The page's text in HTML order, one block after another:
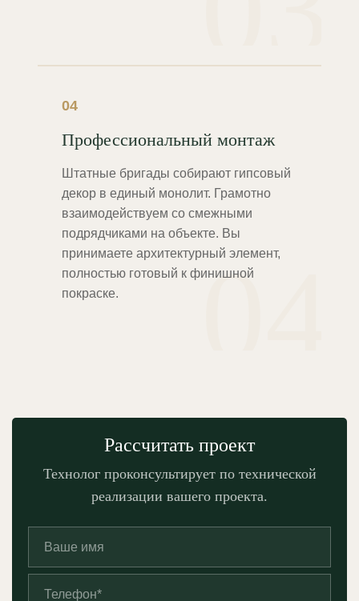
04
04
Профессиональный монтаж
Штатные бригады собирают гипсовый
декор в единый монолит. Грамотно
взаимодействуем со смежными
подрядчиками на объекте. Вы
принимаете архитектурный элемент,
полностью готовый к финишной
покраске.
Рассчитать проект
Технолог проконсультирует по технической
реализации вашего проекта.